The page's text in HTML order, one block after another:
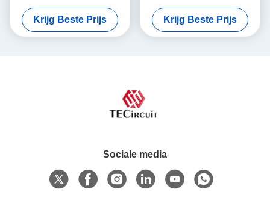
met hoge frequentie
Krijg Beste Prijs
draadloos basisstation
Krijg Beste Prijs
Sociale media